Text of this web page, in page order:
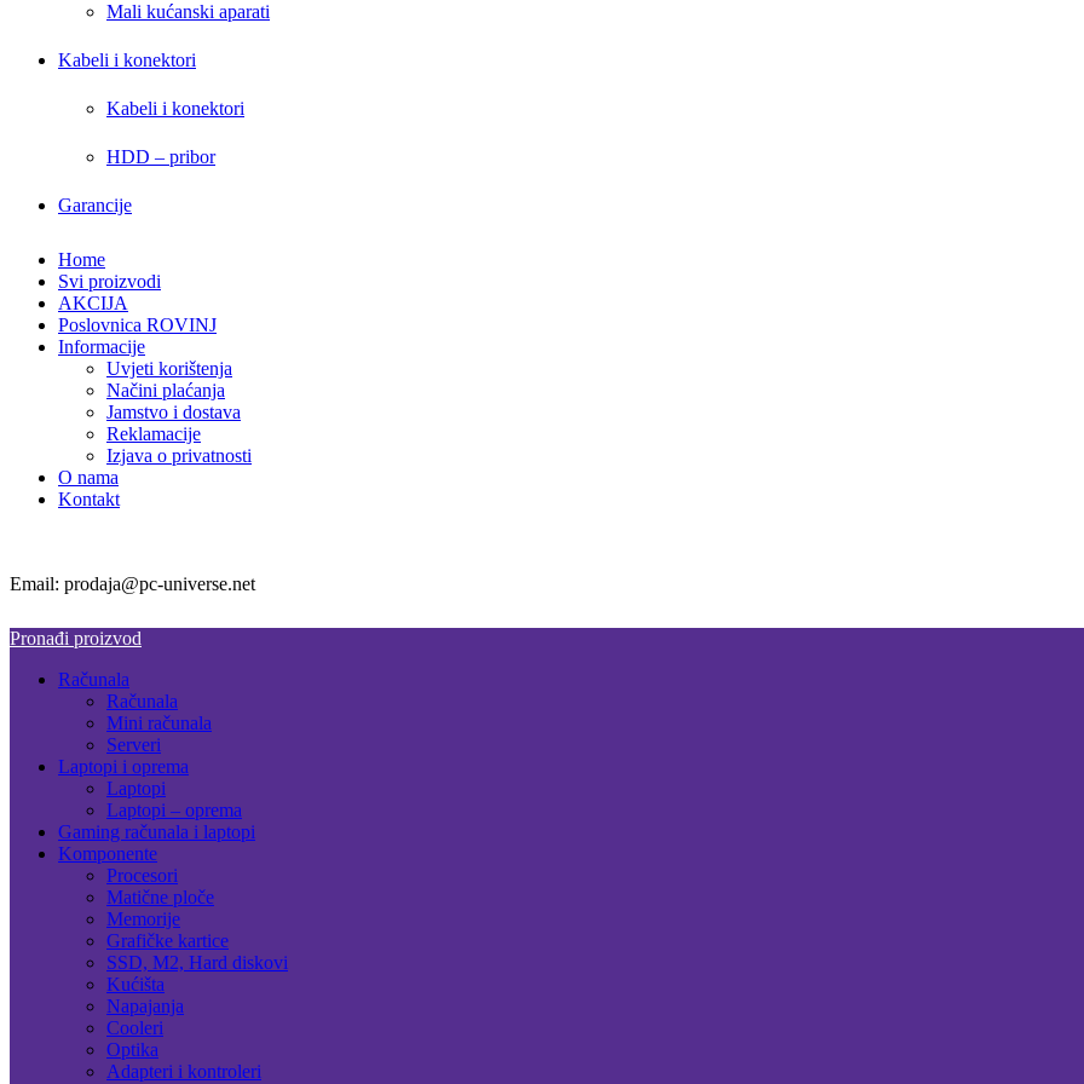
Mali kućanski aparati
Kabeli i konektori
Kabeli i konektori
HDD – pribor
Garancije
Home
Svi proizvodi
AKCIJA
Poslovnica ROVINJ
Informacije
Uvjeti korištenja
Načini plaćanja
Jamstvo i dostava
Reklamacije
Izjava o privatnosti
O nama
Kontakt
Email: prodaja@pc-universe.net
Pronađi proizvod
Računala
Računala
Mini računala
Serveri
Laptopi i oprema
Laptopi
Laptopi – oprema
Gaming računala i laptopi
Komponente
Procesori
Matične ploče
Memorije
Grafičke kartice
SSD, M2, Hard diskovi
Kućišta
Napajanja
Cooleri
Optika
Adapteri i kontroleri